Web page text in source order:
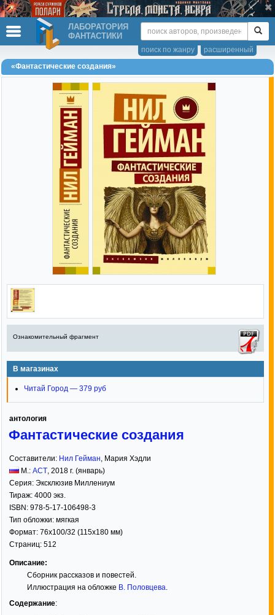
ЛАБОРАТОРИЯ
ФАНТАСТИКИ
расширенный
поиск по жанру
«Фантастические создания»
Ознакомительный фрагмент
В магазинах
Читай Город — 379 руб
антология
Фантастические создания
Составители: Нил Гейман Мария Хэдли
М.: АСТ 2018 г. (январь)
Серия: Эксклюзив Миллениум
Тираж: 4000 экз.
ISBN: 978-5-17-106498-3
Тип обложки: мягкая
Формат: 76x100/32 (115x180 мм)
Страниц: 512
Описание:
Сборник рассказов и повестей.
Иллюстрация на обложке В. Половцева
Содержание: